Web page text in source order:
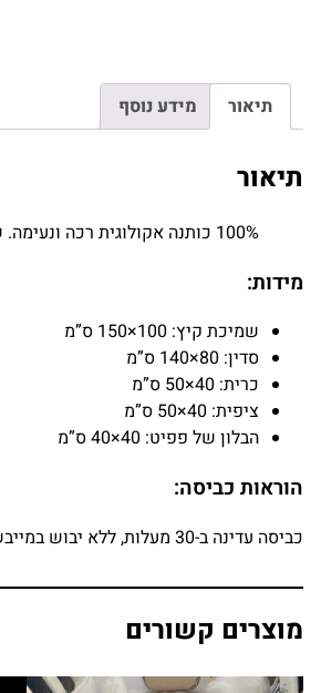
תיאור מידע נוסף
תיאור
100% כותנה אקולוגית רכה ונעימה. שמיכת קיץ ללא מילוי. הבלון של פפיט עם לולאה לתלייה על הקיר.
מידות:
שמיכת קיץ: 100×150 ס”מ
סדין: 80×140 ס”מ
כרית: 40×50 ס”מ
ציפית: 40×50 ס”מ
הבלון של פפיט: 40×40 ס”מ
הוראות כביסה:
כביסה עדינה ב-30 מעלות, ללא יבוש במייבש.
מוצרים קשורים